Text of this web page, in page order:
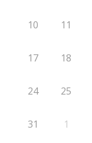
10 11
17 18
24 25
31 1